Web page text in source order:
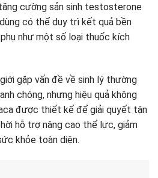
cường sản sinh testosterone
có thể duy trì kết quả bền
như một số loại thuốc kích
gặp vấn đề về sinh lý thường
chóng, nhưng hiệu quả không
được thiết kế để giải quyết tận
hỗ trợ nâng cao thể lực, giảm
khỏe toàn diện.